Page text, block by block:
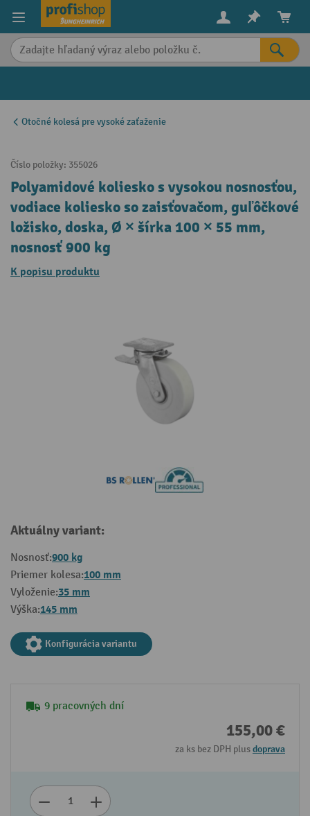
content
Otočné kolesá pre vysoké zaťaženie
Číslo položky: 355026
Polyamidové koliesko s vysokou nosnosťou,
vodiace koliesko so zaisťovačom, guľôčkové
ložisko, doska, Ø × šírka 100 × 55 mm,
nosnosť 900 kg
K popisu produktu
Aktuálny variant:
Nosnosť:900 kg
Priemer kolesa:100 mm
Vyloženie:35 mm
Výška:145 mm
Konfigurácia variantu
9 pracovných dní
155,00 €
za ks bez DPH plusdoprava